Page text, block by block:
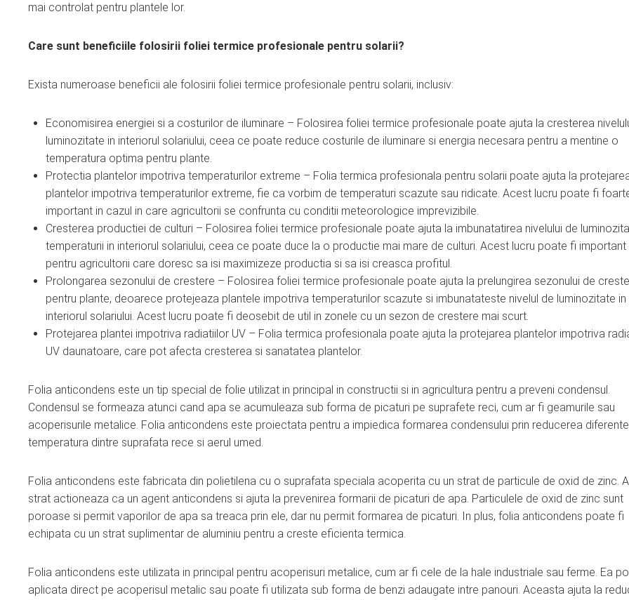
mai controlat pentru plantele lor.
Care sunt beneficiile folosirii foliei termice profesionale pentru solarii?
Exista numeroase beneficii ale folosirii foliei termice profesionale pentru solarii, inclusiv:
Economisirea energiei si a costurilor de iluminare – Folosirea foliei termice profesionale poate ajuta la cresterea
luminozitate in interiorul solariului, ceea ce poate reduce costurile de iluminare si energia necesara pentru a mentine o
temperatura optima pentru plante.
Protectia plantelor impotriva temperaturilor extreme – Folia termica profesionala pentru solarii poate ajuta la
plantelor impotriva temperaturilor extreme, fie ca vorbim de temperaturi scazute sau ridicate. Acest lucru poate fi
important in cazul in care agricultorii se confrunta cu conditii meteorologice imprevizibile.
Cresterea productiei de culturi – Folosirea foliei termice profesionale poate ajuta la imbunatatirea nivelului de
temperaturii in interiorul solariului, ceea ce poate duce la o productie mai mare de culturi. Acest lucru poate fi important
pentru agricultorii care doresc sa isi maximizeze productia si sa isi creasca profitul.
Prolongarea sezonului de crestere – Folosirea foliei termice profesionale poate ajuta la prelungirea sezonului de
pentru plante, deoarece protejeaza plantele impotriva temperaturilor scazute si imbunatateste nivelul de luminozitate in
interiorul solariului. Acest lucru poate fi deosebit de util in zonele cu un sezon de crestere mai scurt.
Protejarea plantei impotriva radiatiilor UV – Folia termica profesionala poate ajuta la protejarea plantelor impotriva
UV daunatoare, care pot afecta cresterea si sanatatea plantelor.
Folia anticondens este un tip special de folie utilizat in principal in constructii si in agricultura pentru a preveni condensul.
Condensul se formeaza atunci cand apa se acumuleaza sub forma de picaturi pe suprafete reci, cum ar fi geamurile sau
acoperisurile metalice. Folia anticondens este proiectata pentru a impiedica formarea condensului prin reducerea
temperatura dintre suprafata rece si aerul umed.
Folia anticondens este fabricata din polietilena cu o suprafata speciala acoperita cu un strat de particule de oxid de zinc.
strat actioneaza ca un agent anticondens si ajuta la prevenirea formarii de picaturi de apa. Particulele de oxid de zinc sunt
poroase si permit vaporilor de apa sa treaca prin ele, dar nu permit formarea de picaturi. In plus, folia anticondens poate fi
echipata cu un strat suplimentar de aluminiu pentru a creste eficienta termica.
Folia anticondens este utilizata in principal pentru acoperisuri metalice, cum ar fi cele de la hale industriale sau ferme. Ea
aplicata direct pe acoperisul metalic sau poate fi utilizata sub forma de benzi adaugate intre panouri. Aceasta ajuta la